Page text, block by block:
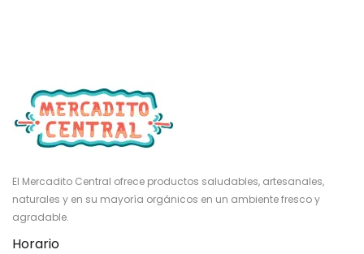
El Mercadito Central ofrece productos saludables, artesanales,
naturales y en su mayoría orgánicos en un ambiente fresco y
agradable.
Horario